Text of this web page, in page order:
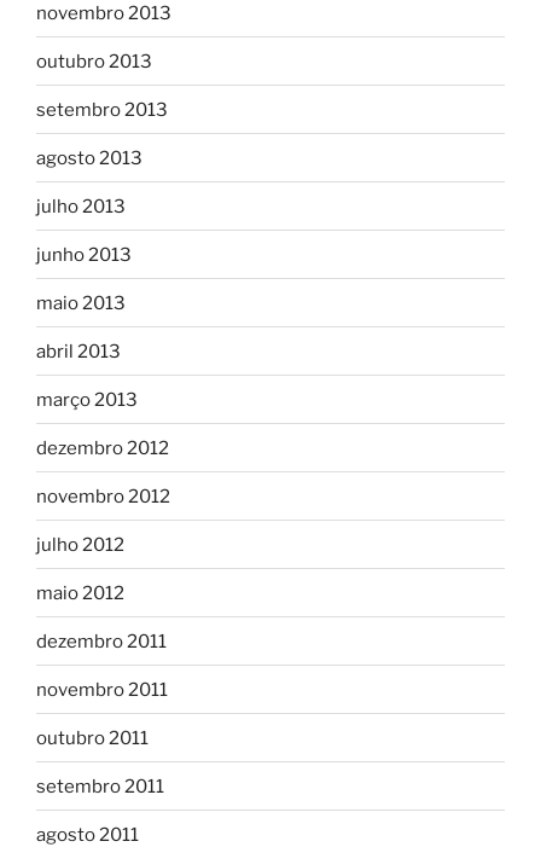
novembro 2013
outubro 2013
setembro 2013
agosto 2013
julho 2013
junho 2013
maio 2013
abril 2013
março 2013
dezembro 2012
novembro 2012
julho 2012
maio 2012
dezembro 2011
novembro 2011
outubro 2011
setembro 2011
agosto 2011